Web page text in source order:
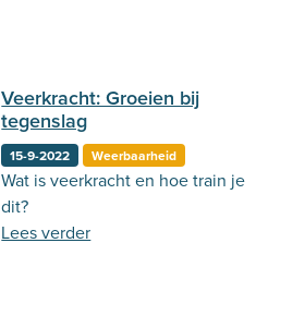
Veerkracht: Groeien bij
tegenslag
15-9-2022 Weerbaarheid
Wat is veerkracht en hoe train je
dit?
Lees verder